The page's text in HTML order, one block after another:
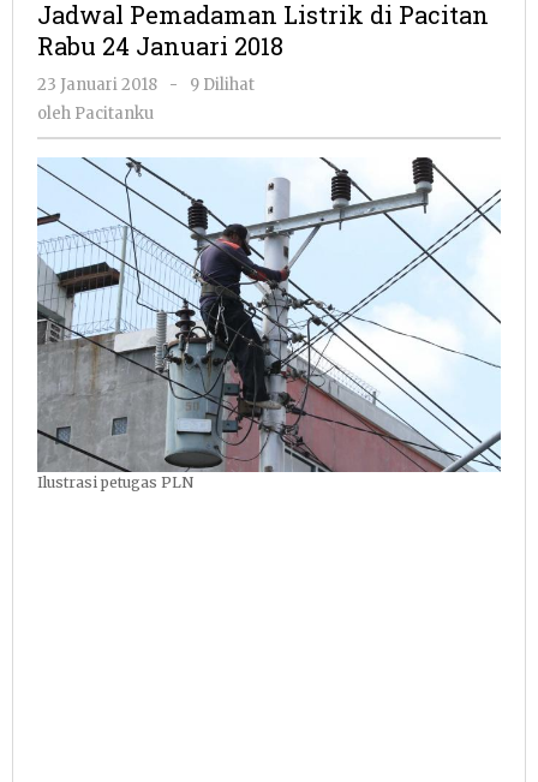
di
Jadwal Pemadaman Listrik di Pacitan
Rabu 24 Januari 2018
23 Januari 2018
oleh
-
9 Dilihat
oleh Pacitanku
Ilustrasi petugas PLN